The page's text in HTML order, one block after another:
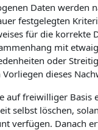
Daten werden
festgelegten
für die korrekte
mit
oder
Vorliegen dieses
auf freiwilliger Basis
selbst löschen,
verfügen. Danach